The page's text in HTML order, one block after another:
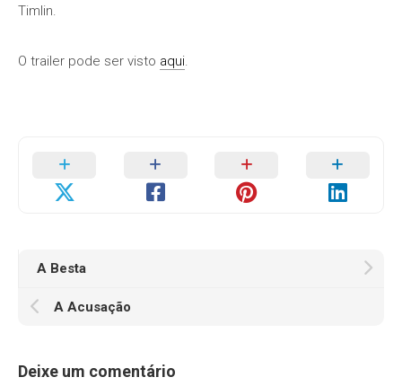
Timlin.
O trailer pode ser visto aqui.
A Besta
A Acusação
Deixe um comentário